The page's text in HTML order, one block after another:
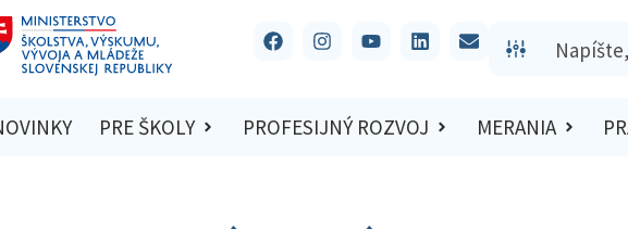
PRE ŠKOLY PROFESIJNÝ ROZVOJ MERANIA